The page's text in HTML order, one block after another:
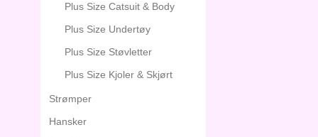
Plus Size Catsuit & Body
Plus Size Undertøy
Plus Size Støvletter
Plus Size Kjoler & Skjørt
Strømper
Hansker